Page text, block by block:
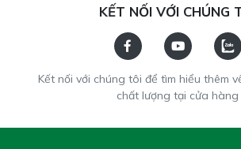
KẾT NỐI VỚI CHÚNG
Kết nối với chúng tôi để tìm hiểu thêm
chất lượng tại cửa hàng